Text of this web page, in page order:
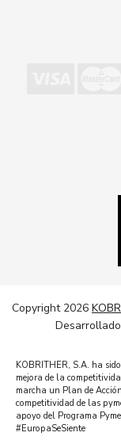
Copyright 2026
KOBRITHER, S.A. ha
mejora de la
marcha un Plan de
competitividad de las
apoyo del Programa
#EuropaSeSiente